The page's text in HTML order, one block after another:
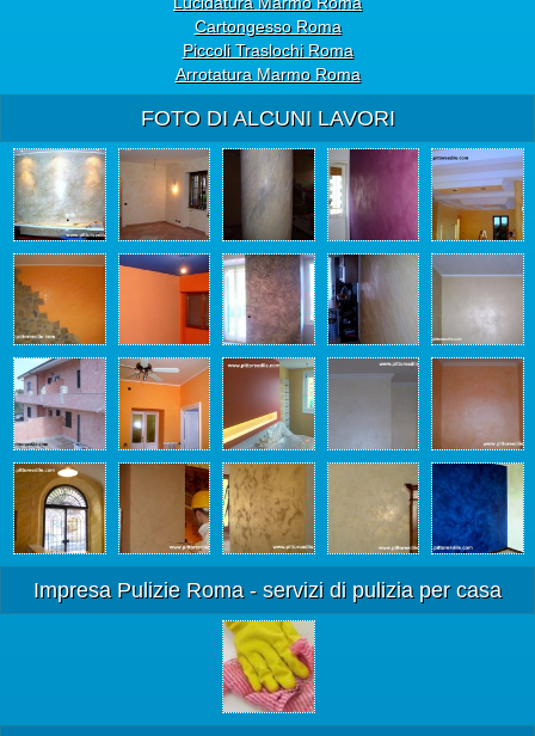
Cartongesso Roma
Piccoli Traslochi Roma
Arrotatura Marmo Roma
FOTO DI ALCUNI LAVORI
Impresa Pulizie Roma - servizi di pulizia per casa